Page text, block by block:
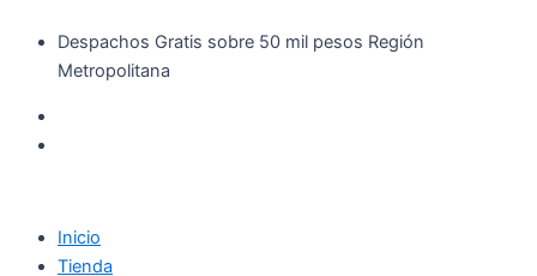
contenido
Despachos Gratis sobre 50 mil pesos Región
Metropolitana
Inicio
Tienda
cantidad